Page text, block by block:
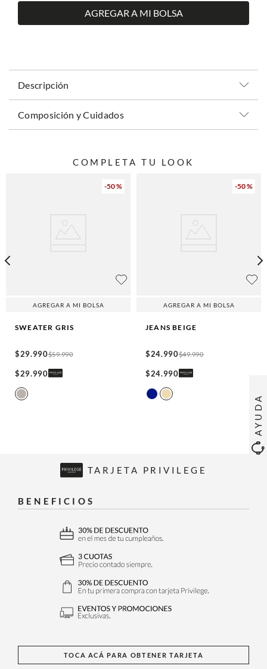
AYUDA
AGREGAR A MI BOLSA
Descripción
Composición y Cuidados
COMPLETA TU LOOK
-50 %
AGREGAR A MI BOLSA
SWEATER GRIS
$29.990$59.990
$29.990
-50 %
AGREGAR A MI BOLSA
JEANS BEIGE
$24.990$49.990
$24.990
TARJETA PRIVILEGE
BENEFICIOS
TOCA ACÁ PARA OBTENER TARJETA